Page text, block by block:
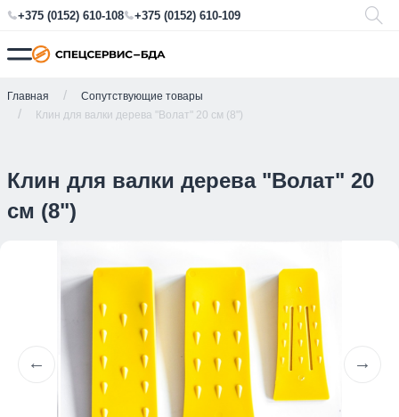
+375 (0152) 610-108 +375 (0152) 610-109
Главная
Сопутствующие товары
Клин для валки дерева "Волат" 20 см (8")
Клин для валки дерева "Волат" 20
см (8")